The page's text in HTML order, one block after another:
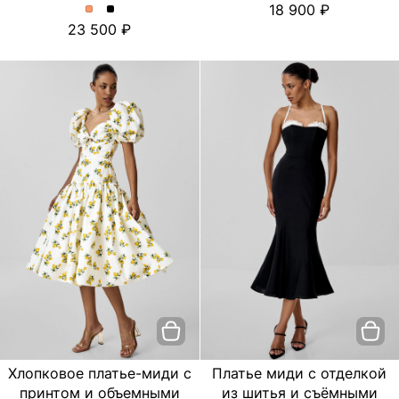
Платье
миди
отделкой
из
шитья
и
съёмными
бретелями.
Цвет
Персиковый
Платье
миди
отделкой
из
шитья
и
съёмными
бретелями.
Цвет
Черный
23 500
платье
принтом.
Цвет
пудровый
платье
принтом.
Цвет
Черный
18 900
Хлопковое платье-миди с
принтом и объемными
Платье миди с отделкой
из шитья и съёмными